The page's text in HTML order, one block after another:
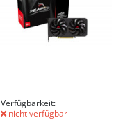
Verfügbarkeit:
nicht verfügbar